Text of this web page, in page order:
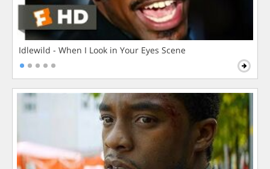
Idlewild - When I Look in Your Eyes Scene